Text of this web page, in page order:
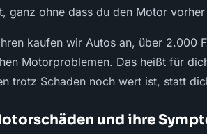
ganz ohne dass du den Motor
kaufen wir Autos an, über 2.000
Motorproblemen. Das heißt für
trotz Schaden noch wert ist, statt
und ihre